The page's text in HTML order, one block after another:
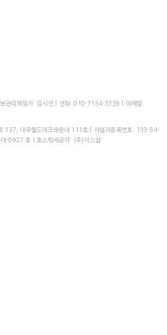
관리책임자: 김시연 | 전화: 010-7134-3339 | 이메일:
137, 대우월드마크해운대 111호 | 사업자등록번호: 133-54-
-0927 호 | 호스팅제공자: (주)식스샵